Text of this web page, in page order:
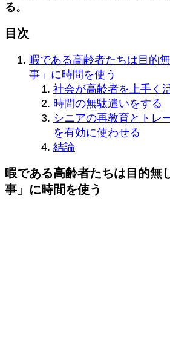
る。
目次
暇である高齢者たちは目的
事」に時間を使う
社会が高齢者を上手く
時間の無駄遣いをする
シニアの再教育とトレ
を有効に使わせる
結論
暇である高齢者たちは目的無
事」に時間を使う